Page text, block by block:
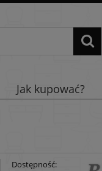
Jak kupować?
Dostępność: